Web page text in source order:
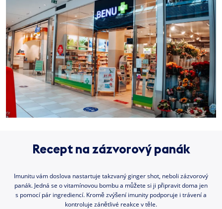
Recept na zázvorový panák
Imunitu vám doslova nastartuje takzvaný ginger shot, neboli zázvorový
panák. Jedná se o vitamínovou bombu a můžete si ji připravit doma jen
s pomocí pár ingrediencí. Kromě zvýšení imunity podporuje i trávení a
kontroluje zánětlivé reakce v těle.